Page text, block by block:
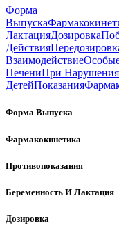
Форма
Выпуска
ЛактацияДозировка
Действия
Взаимодействие
ПечениПри
ДетейПоказания
Форма Выпуска
Фармакокинетика
Противопоказания
Беременность И Лактация
Дозировка